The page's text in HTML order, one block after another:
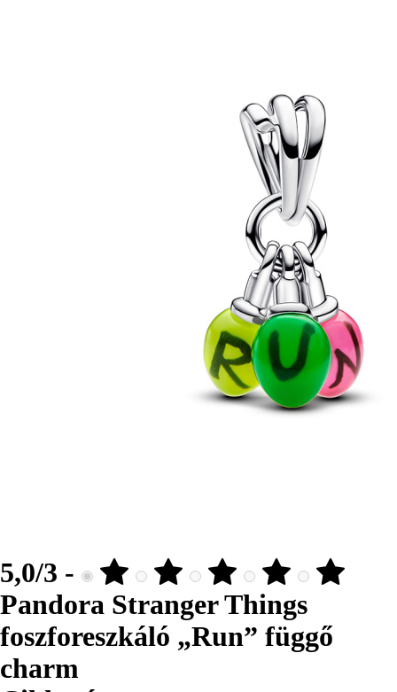
5,0/3 -
Pandora Stranger Things
foszforeszkáló „Run” függő
charm